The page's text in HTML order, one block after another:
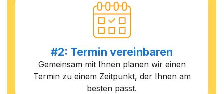
#2: Termin vereinbaren
Gemeinsam mit Ihnen planen wir einen
Termin zu einem Zeitpunkt, der Ihnen am
besten passt.